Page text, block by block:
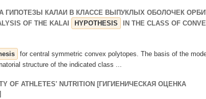
ГИПОТЕЗЫ КАЛАИ В КЛАССЕ ВЫПУКЛЫХ ОБОЛОЧЕК
OF THE KALAI
HYPOTHESIS
IN THE CLASS OF
for central symmetric convex polytopes. The basis of the
structure of the indicated class ...
OF ATHLETES' NUTRITION [ГИГИЕНИЧЕСКАЯ ОЦЕНКА